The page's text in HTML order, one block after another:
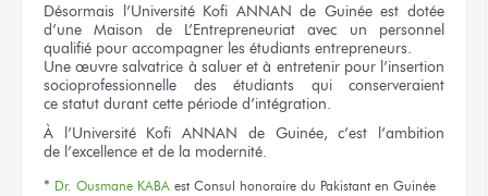
Désormais l’Université Kofi ANNANde Guinéeest dotée
d’une Maison
de L’Entrepreneuriat avec un personnel
qualifié pour accompagner les étudiants entrepreneurs.
Une œuvre salvatrice à saluer et à entretenirpour l’insertion
socioprofessionnelle des étudiants
qui conserveraient
ce statut durant cette période d’intégration.
À l’Université Kofi ANNAN de Guinée, c’est l’ambition
de l’excellence et de la modernité.
* Dr. Ousmane KABA est Consul honoraire du Pakistant en Guinée